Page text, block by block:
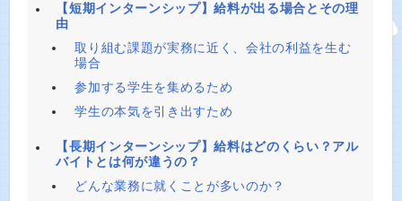
【短期インターンシップ】給料が出る場合とその理
由
取り組む課題が実務に近く、会社の利益を生む
場合
参加する学生を集めるため
学生の本気を引き出すため
【長期インターンシップ】給料はどのくらい？アル
バイトとは何が違うの？
どんな業務に就くことが多いのか？